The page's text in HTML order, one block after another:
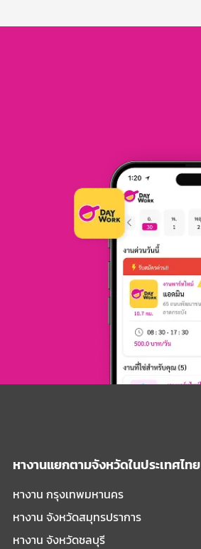
หางานแยกตามจังหวัดในประเทศไทย
หางาน กรุงเทพมหานคร
หางาน จังหวัดสมุทรปราการ
หางาน จังหวัดชลบุรี